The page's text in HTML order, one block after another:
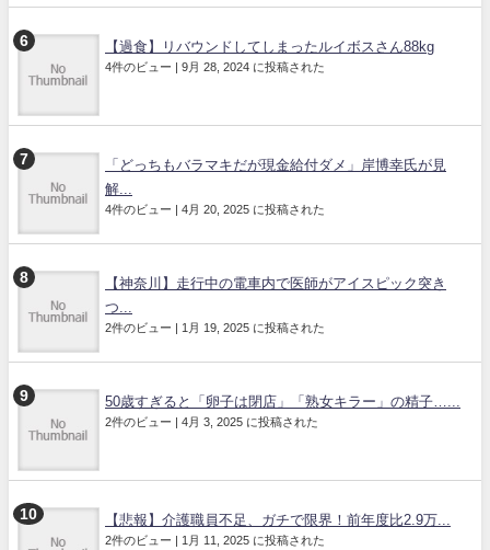
【過食】リバウンドしてしまったルイボスさん88kg
4件のビュー 9月 28, 2024 に投稿された
「どっちもバラマキだが現金給付ダメ」岸博幸氏が見
解...
4件のビュー 4月 20, 2025 に投稿された
【神奈川】走行中の電車内で医師がアイスピック突き
つ...
2件のビュー 1月 19, 2025 に投稿された
50歳すぎると「卵子は閉店」「熟女キラー」の精子…...
2件のビュー 4月 3, 2025 に投稿された
【悲報】介護職員不足、ガチで限界！前年度比2.9万...
2件のビュー 1月 11, 2025 に投稿された